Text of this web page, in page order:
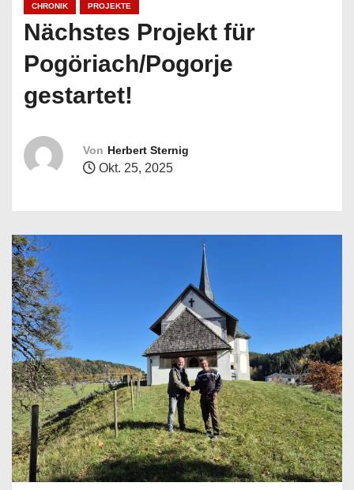
CHRONIK PROJEKTE
Nächstes Projekt für
Pogöriach/Pogorje
gestartet!
Von Herbert Sternig
Okt. 25, 2025